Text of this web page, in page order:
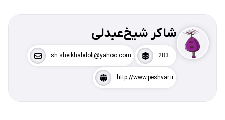
شاکر شیخ‌عبدلی
283
sh.sheikhabdoli@yahoo.com
http://www.peshvar.ir